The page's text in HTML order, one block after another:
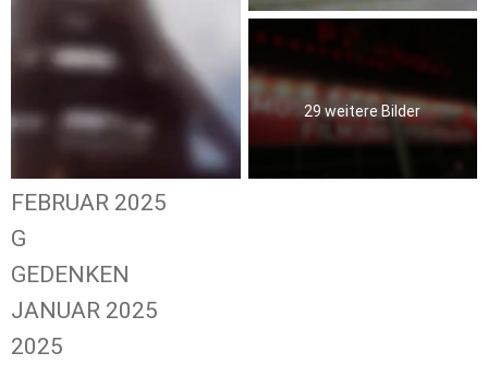
29 weitere Bilder
FEBRUAR 2025
G
GEDENKEN
JANUAR 2025
2025